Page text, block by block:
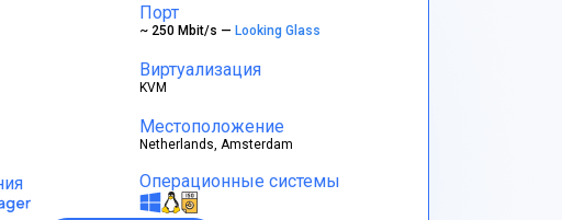
Порт
~ 250 Mbit/s —Looking Glass
Виртуализация
KVM
Местоположение
Netherlands, Amsterdam
Операционные системы